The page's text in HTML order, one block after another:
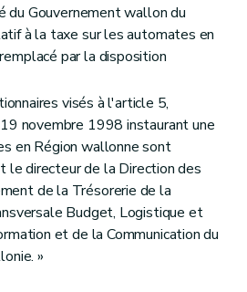
du Gouvernement wallon du
à la taxe sur les automates en
par la disposition
visés à l'article 5,
novembre 1998 instaurant une
en Région wallonne sont
le directeur de la Direction des
de la Trésorerie de la
Budget, Logistique et
et de la Communication du
»